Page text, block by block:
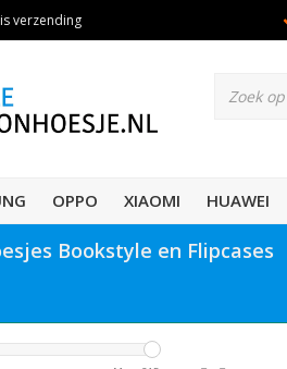
verzending
OPPO XIAOMI HUAWEI
Bookstyle en Flipcases